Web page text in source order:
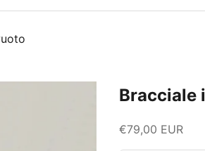
Bracciale
Prezzo scontato
€79,00 EUR